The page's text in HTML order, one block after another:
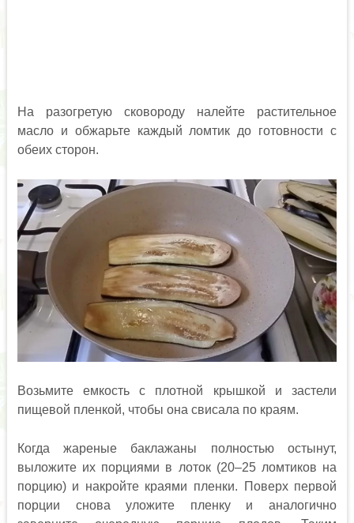
На разогретую сковороду налейте растительное
масло и обжарьте каждый ломтик до готовности с
обеих сторон.
Возьмите емкость с плотной крышкой и застели
пищевой пленкой, чтобы она свисала по краям.
Когда жареные баклажаны полностью остынут,
выложите их порциями в лоток (20–25 ломтиков на
порцию) и накройте краями пленки. Поверх первой
порции снова уложите пленку и аналогично